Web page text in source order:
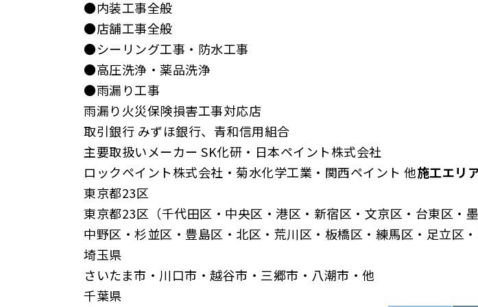
●内装工事全般
●店舗工事全般
●シーリング工事・防水工事
●高圧洗浄・薬品洗浄
●雨漏り工事
雨漏り火災保険損害工事対応店
取引銀行 みずほ銀行、青和信用組合
主要取扱いメーカー SK化研・日本ペイント株式会社
ロックペイント株式会社・菊水化学工業・関西ペイント 他施工エリ
東京都23区
東京都23区（千代田区・中央区・港区・新宿区・文京区・台東区・
中野区・杉並区・豊島区・北区・荒川区・板橋区・練馬区・足立区・
埼玉県
さいたま市・川口市・越谷市・三郷市・八潮市・他
千葉県